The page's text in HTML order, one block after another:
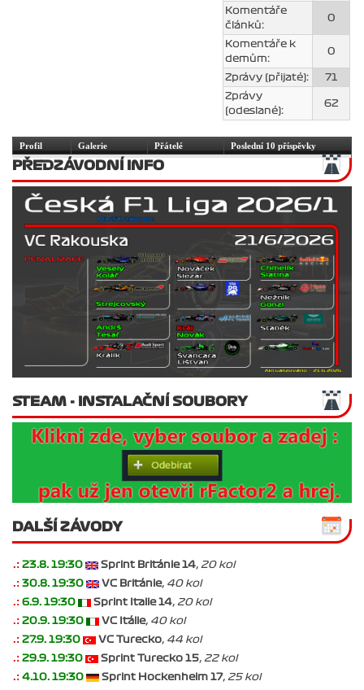
Komentáře
článků:
0
Komentáře k
demům:
0
Zprávy (přijaté):
71
Zprávy
(odeslané):
62
Profil Galerie Přátelé Poslední 10 příspěvky
PŘEDZÁVODNÍ INFO
STEAM - INSTALAČNÍ SOUBORY
DALŠÍ ZÁVODY
.: 23.8. 19:30 Sprint Británie 14, 20 kol
.: 30.8. 19:30 VC Británie, 40 kol
.: 6.9. 19:30 Sprint Italie 14, 20 kol
.: 20.9. 19:30 VC Itálie, 40 kol
.: 27.9. 19:30 VC Turecko, 44 kol
.: 29.9. 19:30 Sprint Turecko 15, 22 kol
.: 4.10. 19:30 Sprint Hockenheim 17, 25 kol